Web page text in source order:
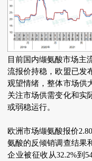
目前国内缬氨酸市场主
流报价持稳，欧盟已发
观望情绪，整体市场供
关注市场供需变化和实
或弱稳运行。
欧洲市场缬氨酸报价
氨酸的反倾销调查结果
企业被征收从32.2%到